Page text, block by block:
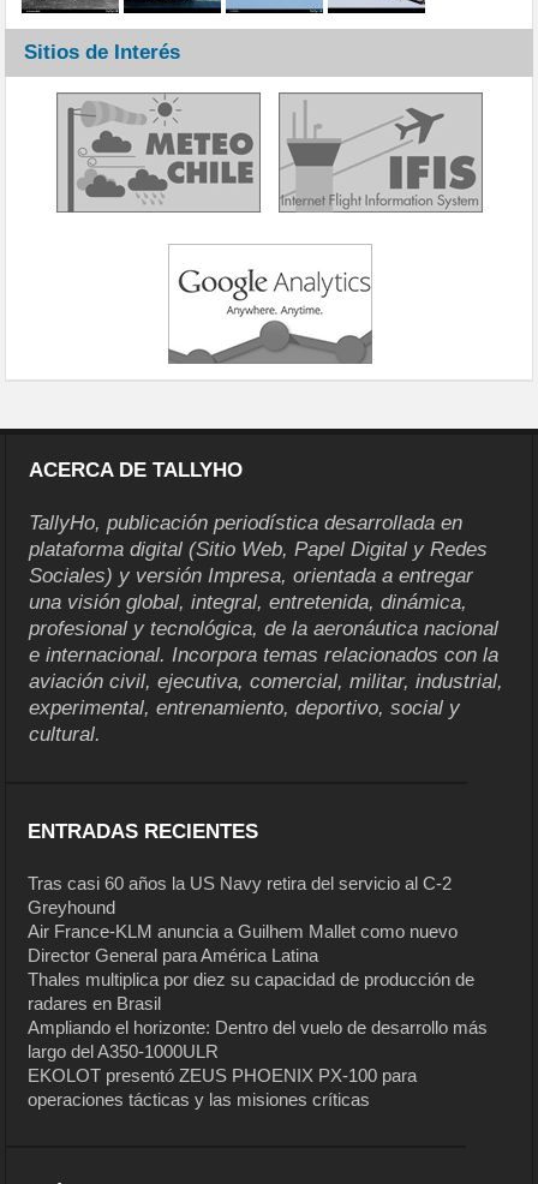
Sitios de Interés
ACERCA DE TALLYHO
TallyHo, publicación periodística desarrollada en
plataforma digital (Sitio Web, Papel Digital y Redes
Sociales) y versión Impresa, orientada a entregar
una visión global, integral, entretenida, dinámica,
profesional y tecnológica, de la aeronáutica nacional
e internacional. Incorpora temas relacionados con la
aviación civil, ejecutiva, comercial, militar, industrial,
experimental, entrenamiento, deportivo, social y
cultural.
ENTRADAS RECIENTES
Tras casi 60 años la US Navy retira del servicio al C-2
Greyhound
Air France-KLM anuncia a Guilhem Mallet como nuevo
Director General para América Latina
Thales multiplica por diez su capacidad de producción de
radares en Brasil
Ampliando el horizonte: Dentro del vuelo de desarrollo más
largo del A350-1000ULR
EKOLOT presentó ZEUS PHOENIX PX-100 para
operaciones tácticas y las misiones críticas